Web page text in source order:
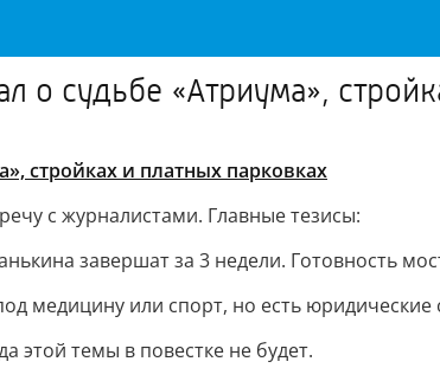
о судьбе «Атриума»,
стройках и платных парковках
с журналистами. Главные тезисы:
завершат за 3 недели. Готовность
медицину или спорт, но есть
этой темы в повестке не будет.